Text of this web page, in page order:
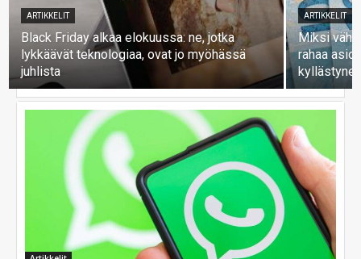
ARTIKKELIT
Black Friday alkaa elokuussa: ne, jotka
lykkäävät teknologiaa, ovat jo myöhässä
juhlista
ARTIKKELIT
Miksi
rahaa